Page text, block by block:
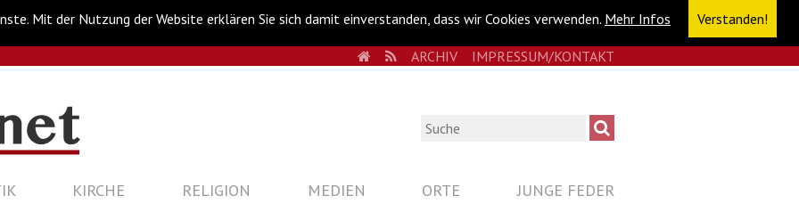
Mit der Nutzung der Website erklären Sie sich damit einverstanden, dass wir Cookies verwenden. Mehr Infos Verstanden!
HOMERSSARCHIV IMPRESSUM/KONTAKT
Suche
KIRCHE RELIGION MEDIEN ORTE JUNGE FEDER